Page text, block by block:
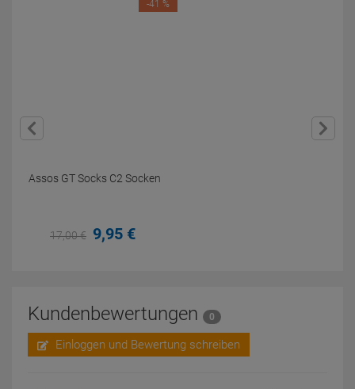
Assos GT Socks C2 Socken
17,00€ 9,95 €
-41 %
Kundenbewertungen 0
Einloggen und Bewertung schreiben